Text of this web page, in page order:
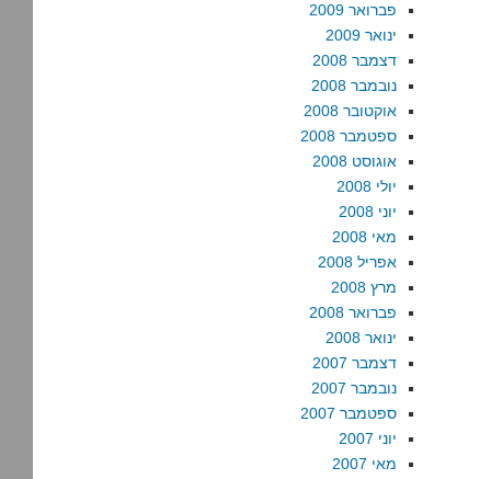
פברואר 2009
ינואר 2009
דצמבר 2008
נובמבר 2008
אוקטובר 2008
ספטמבר 2008
אוגוסט 2008
יולי 2008
יוני 2008
מאי 2008
אפריל 2008
מרץ 2008
פברואר 2008
ינואר 2008
דצמבר 2007
נובמבר 2007
ספטמבר 2007
יוני 2007
מאי 2007